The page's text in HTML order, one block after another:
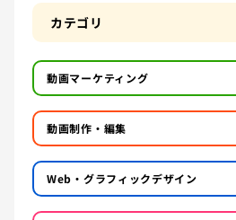
カテゴリ
動画マーケティング
動画制作・編集
Web・グラフィックデザイン